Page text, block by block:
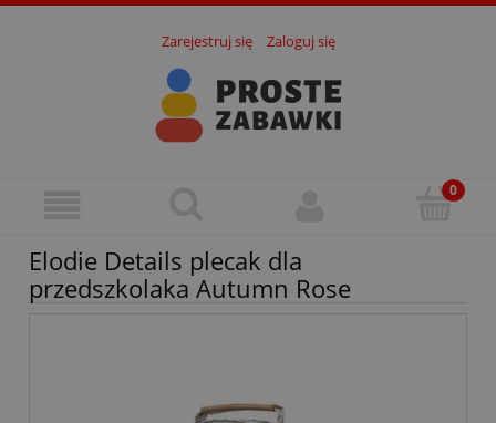
Zarejestruj się Zaloguj się
Elodie Details plecak dla
przedszkolaka Autumn Rose